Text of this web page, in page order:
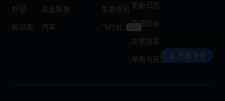
妙记
知识库
企业服务
汽车
生态快讯
飞行社
更新日志
管理后台
友情链接
举报与反馈 下载飞书